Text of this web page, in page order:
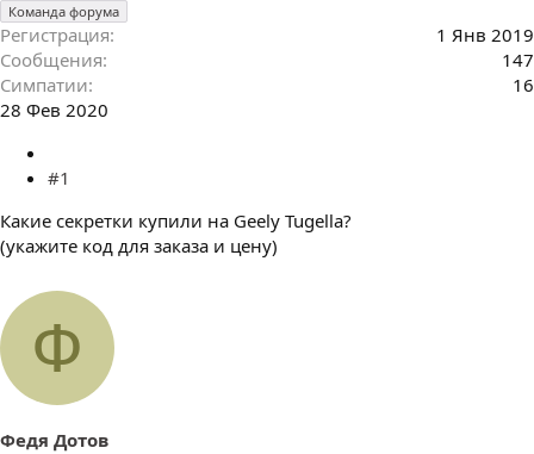
Команда форума
Регистрация
1 Янв 2019
Сообщения
147
Симпатии
16
28 Фев 2020
#1
Какие секретки купили на Geely Tugella?
(укажите код для заказа и цену)
Ф
Федя Дотов